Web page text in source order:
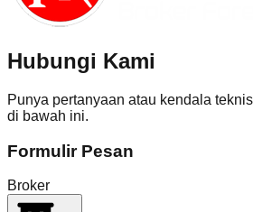
Hubungi Kami
Punya pertanyaan atau kendala
di bawah ini.
Formulir Pesan
Broker